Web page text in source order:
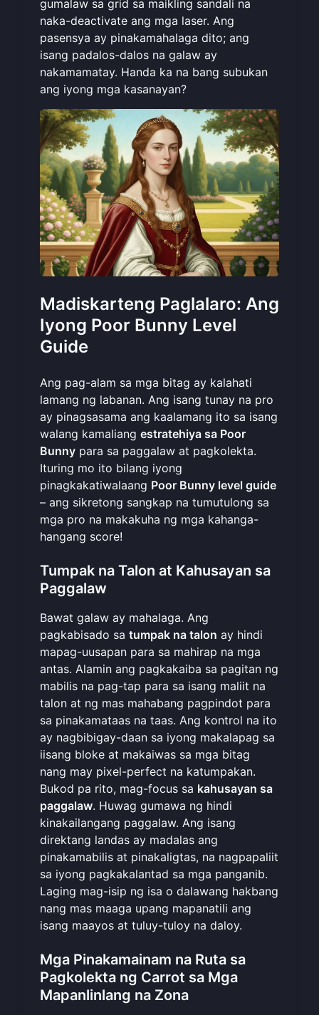
gumalaw sa grid sa maikling sandali na
naka-deactivate ang mga laser. Ang
pasensya ay pinakamahalaga dito; ang
isang padalos-dalos na galaw ay
nakamamatay. Handa ka na bang subukan
ang iyong mga kasanayan?
Madiskarteng Paglalaro: Ang
Iyong Poor Bunny Level
Guide
Ang pag-alam sa mga bitag ay kalahati
lamang ng labanan. Ang isang tunay na pro
ay pinagsasama ang kaalamang ito sa isang
walang kamaliang estratehiya sa Poor
Bunny para sa paggalaw at pagkolekta.
Ituring mo ito bilang iyong
pinagkakatiwalaang Poor Bunny level guide
– ang sikretong sangkap na tumutulong sa
mga pro na makakuha ng mga kahanga-
hangang score!
Tumpak na Talon at Kahusayan sa
Paggalaw
Bawat galaw ay mahalaga. Ang
pagkabisado sa tumpak na talon ay hindi
mapag-uusapan para sa mahirap na mga
antas. Alamin ang pagkakaiba sa pagitan ng
mabilis na pag-tap para sa isang maliit na
talon at ng mas mahabang pagpindot para
sa pinakamataas na taas. Ang kontrol na ito
ay nagbibigay-daan sa iyong makalapag sa
iisang bloke at makaiwas sa mga bitag
nang may pixel-perfect na katumpakan.
Bukod pa rito, mag-focus sa kahusayan sa
paggalaw. Huwag gumawa ng hindi
kinakailangang paggalaw. Ang isang
direktang landas ay madalas ang
pinakamabilis at pinakaligtas, na nagpapaliit
sa iyong pagkakalantad sa mga panganib.
Laging mag-isip ng isa o dalawang hakbang
nang mas maaga upang mapanatili ang
isang maayos at tuluy-tuloy na daloy.
Mga Pinakamainam na Ruta sa
Pagkolekta ng Carrot sa Mga
Mapanlinlang na Zona